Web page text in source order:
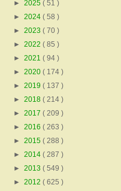
► 2025 ( 51 )
► 2024 ( 58 )
► 2023 ( 70 )
► 2022 ( 85 )
► 2021 ( 94 )
► 2020 ( 174 )
► 2019 ( 137 )
► 2018 ( 214 )
► 2017 ( 209 )
► 2016 ( 263 )
► 2015 ( 288 )
► 2014 ( 287 )
► 2013 ( 549 )
► 2012 ( 625 )